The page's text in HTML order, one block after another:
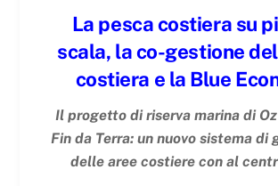
La pesca costiera su
scala, la co-gestione
costiera e la Blue
Il progetto di riserva marina di
Fin da Terra: un nuovo sistema di
delle aree costiere con al